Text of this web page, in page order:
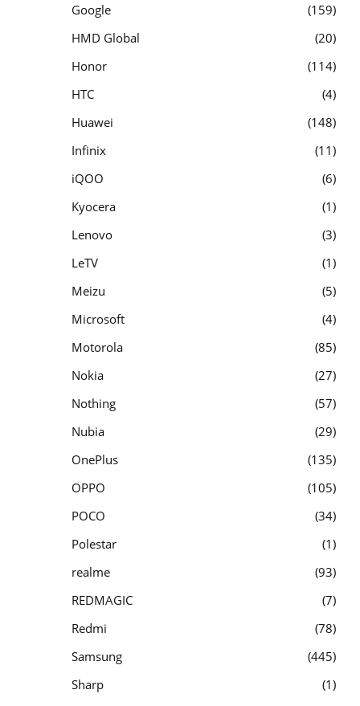
Google
159
HMD Global
20
Honor
114
HTC
4
Huawei
148
Infinix
11
iQOO
6
Kyocera
1
Lenovo
3
LeTV
1
Meizu
5
Microsoft
4
Motorola
85
Nokia
27
Nothing
57
Nubia
29
OnePlus
135
OPPO
105
POCO
34
Polestar
1
realme
93
REDMAGIC
7
Redmi
78
Samsung
445
Sharp
1